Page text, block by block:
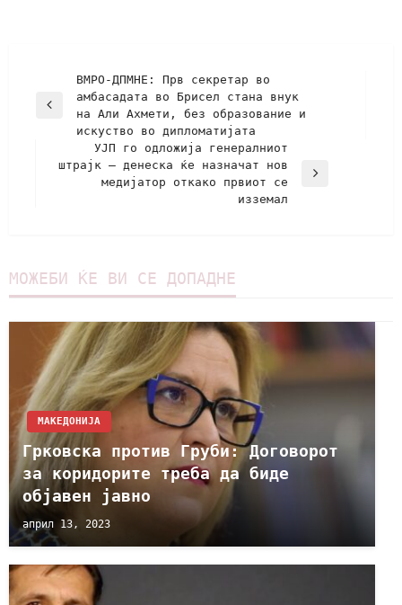
ВМРО-ДПМНЕ: Прв секретар во
амбасадата во Брисел стана внук
на Али Ахмети, без образование и
искуство во дипломатијата
УЈП го одложија генералниот
штрајк – денеска ќе назначат нов
медијатор откако првиот се
изземал
МОЖЕБИ ЌЕ ВИ СЕ ДОПАДНЕ
МАКЕДОНИЈА
Грковска против Груби: Договорот
за коридорите треба да биде
објавен јавно
април 13, 2023